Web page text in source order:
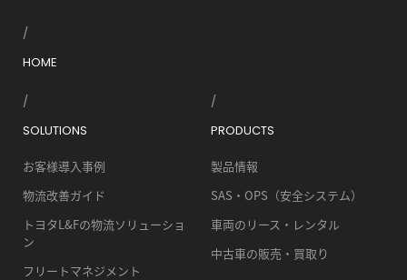
HOME
SOLUTIONS
お客様導入事例
物流改善ガイド
トヨタL&Fの物流ソリューショ
ン
フリートマネジメント
PRODUCTS
製品情報
SAS・OPS（安全システム）
車両のリース・レンタル
中古車の販売・買取り